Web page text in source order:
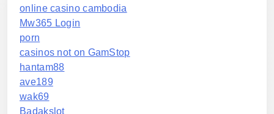
online casino cambodia
Mw365 Login
porn
casinos not on GamStop
hantam88
ave189
wak69
Badakslot